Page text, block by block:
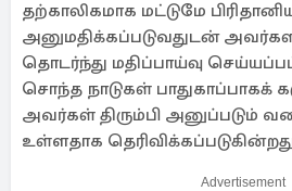
தற்காலிகமாக மட்டுமே
அனுமதிக்கப்படுவதுடன்
தொடர்ந்து மதிப்பாய்வு
சொந்த நாடுகள் பாதுகாப்பாகக்
அவர்கள் திரும்பி அனுப்படும்
உள்ளதாக
Advertisement